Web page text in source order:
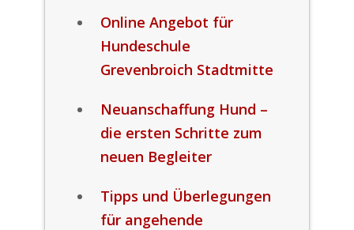
Online Angebot für
Hundeschule
Grevenbroich Stadtmitte
Neuanschaffung Hund –
die ersten Schritte zum
neuen Begleiter
Tipps und Überlegungen
für angehende